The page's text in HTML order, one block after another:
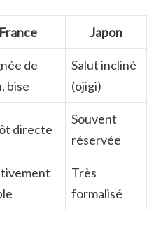
France Japon
de
bise
Salut incliné
(ojigi)
directe
Souvent
réservée
Très
formalisé